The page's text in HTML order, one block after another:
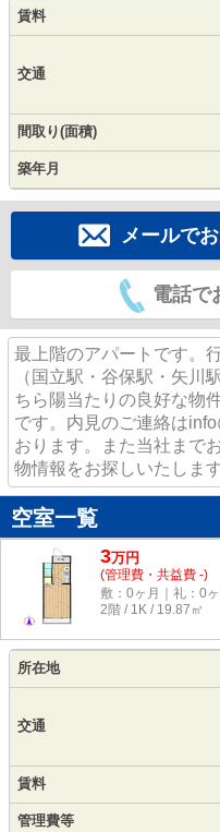
賃料
交通
間取り(面積)
築年月
メールで
電話で
最上階のアパートです。
（国立駅・谷保駅・矢川
ちら陽当たりの良好な物
です。内見のご連絡は
おります。また当社まで
物情報をお探しいたします
空室一覧
3万円
(管理費・共益費 -)
敷：0ヶ月｜礼：0ヶ
2階 / 1K / 19.87㎡
所在地
交通
賃料
管理費等